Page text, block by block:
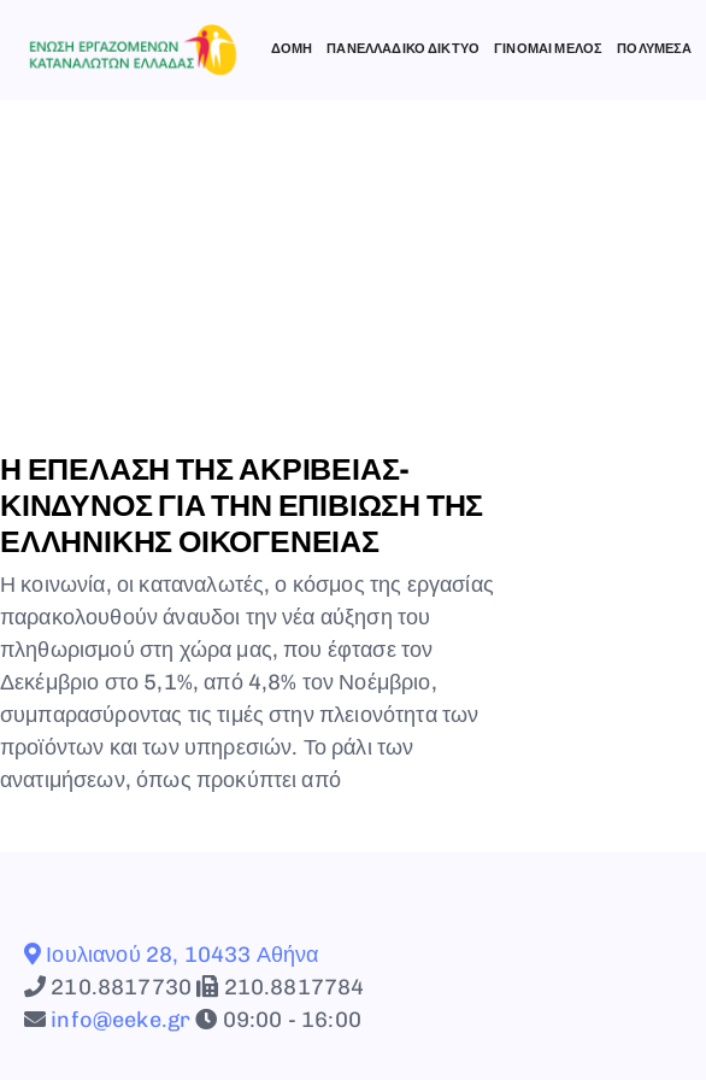
ΔΟΜΗ ΠΑΝΕΛΛΑΔΙΚΟ ΔΙΚΤΥΟ ΓΙΝΟΜΑΙ ΜΕΛΟΣ ΠΟΛΥΜΕΣΑ
Η ΕΠΕΛΑΣΗ ΤΗΣ ΑΚΡΙΒΕΙΑΣ-
ΚΙΝΔΥΝΟΣ ΓΙΑ ΤΗΝ ΕΠΙΒΙΩΣΗ ΤΗΣ
ΕΛΛΗΝΙΚΗΣ ΟΙΚΟΓΕΝΕΙΑΣ
Η κοινωνία, οι καταναλωτές, ο κόσμος της εργασίας
παρακολουθούν άναυδοι την νέα αύξηση του
πληθωρισμού στη χώρα μας, που έφτασε τον
Δεκέμβριο στο 5,1%, από 4,8% τον Νοέμβριο,
συμπαρασύροντας τις τιμές στην πλειονότητα των
προϊόντων και των υπηρεσιών. Το ράλι των
ανατιμήσεων, όπως προκύπτει από
Ιουλιανού 28, 10433 Αθήνα
210.8817730
210.8817784
info@eeke.gr
09:00 - 16:00